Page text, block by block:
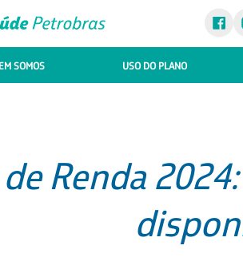
SOMOS USO DO PLANO
Renda